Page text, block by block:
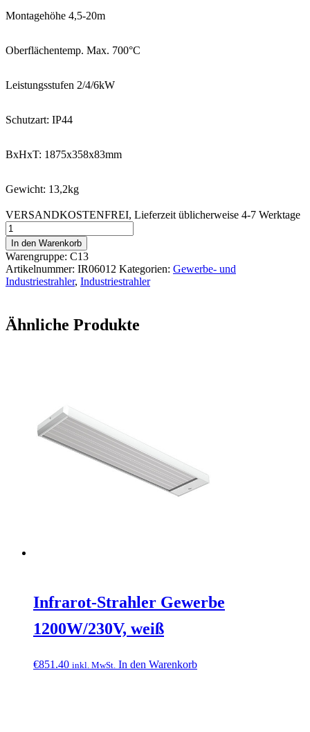
Montagehöhe 4,5-20m
Oberflächentemp. Max. 700°C
Leistungsstufen 2/4/6kW
Schutzart: IP44
BxHxT: 1875x358x83mm
Gewicht: 13,2kg
VERSANDKOSTENFREI, Lieferzeit üblicherweise 4-7 Werktage
Infrarot-
Strahler
Industrie
6000W/230V/400V,
verzinkt
Menge
In den Warenkorb
Warengruppe: C13
Artikelnummer: IR06012 Kategorien: Gewerbe- und
Industriestrahler, Industriestrahler
Ähnliche Produkte
Infrarot-Strahler Gewerbe
1200W/230V, weiß
€851.40 inkl. MwSt. In den Warenkorb